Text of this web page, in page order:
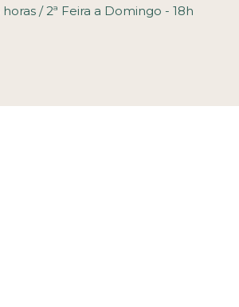
horas / 2ª Feira a Domingo - 18h